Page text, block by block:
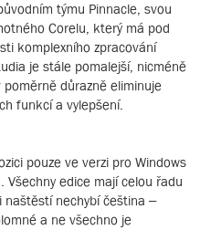
týmu Pinnacle, svou
Corelu, který má pod
komplexního zpracování
je stále pomalejší, nicméně
důrazně eliminuje
funkcí a vylepšení.
pouze ve verzi pro Windows
edice mají celou řadu
naštěstí nechybí čeština –
a ne všechno je